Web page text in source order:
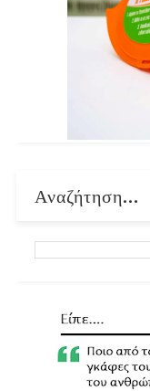
Αναζήτηση...